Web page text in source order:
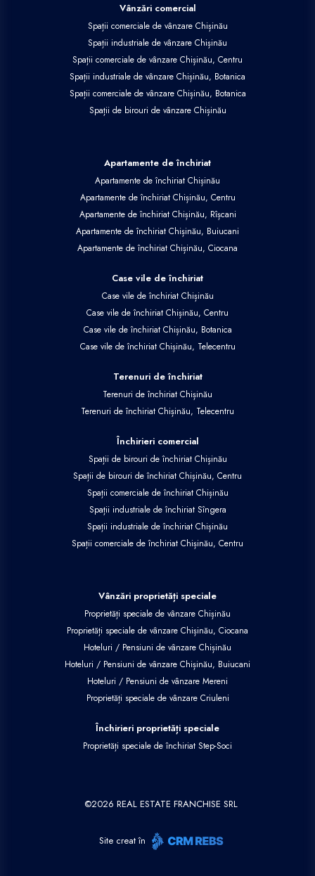
Vânzări comercial
Spații comerciale de vânzare Chișinău
Spații industriale de vânzare Chișinău
Spații comerciale de vânzare Chișinău, Centru
Spații industriale de vânzare Chișinău, Botanica
Spații comerciale de vânzare Chișinău, Botanica
Spații de birouri de vânzare Chișinău
Apartamente de închiriat
Apartamente de închiriat Chișinău
Apartamente de închiriat Chișinău, Centru
Apartamente de închiriat Chișinău, Rîșcani
Apartamente de închiriat Chișinău, Buiucani
Apartamente de închiriat Chișinău, Ciocana
Case vile de închiriat
Case vile de închiriat Chișinău
Case vile de închiriat Chișinău, Centru
Case vile de închiriat Chișinău, Botanica
Case vile de închiriat Chișinău, Telecentru
Terenuri de închiriat
Terenuri de închiriat Chișinău
Terenuri de închiriat Chișinău, Telecentru
Închirieri comercial
Spații de birouri de închiriat Chișinău
Spații de birouri de închiriat Chișinău, Centru
Spații comerciale de închiriat Chișinău
Spații industriale de închiriat Sîngera
Spații industriale de închiriat Chișinău
Spații comerciale de închiriat Chișinău, Centru
Vânzări proprietăți speciale
Proprietăți speciale de vânzare Chișinău
Proprietăți speciale de vânzare Chișinău, Ciocana
Hoteluri / Pensiuni de vânzare Chișinău
Hoteluri / Pensiuni de vânzare Chișinău, Buiucani
Hoteluri / Pensiuni de vânzare Mereni
Proprietăți speciale de vânzare Criuleni
Închirieri proprietăți speciale
Proprietăți speciale de închiriat Step-Soci
©2026 REAL ESTATE FRANCHISE SRL
Site creat în